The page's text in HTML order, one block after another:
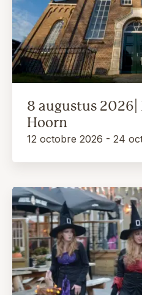
8 augustus 2026|
Hoorn
12 octobre 2026 - 24